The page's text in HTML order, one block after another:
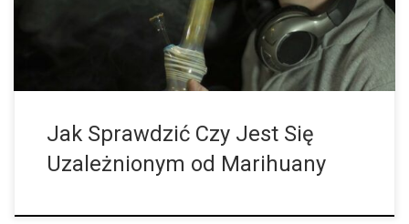
Jak Sprawdzić Czy Jest Się
Uzależnionym od Marihuany